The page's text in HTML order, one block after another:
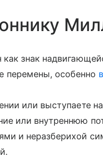
знак
перемены, особенно
или выступаете
или внутреннюю
и неразберихой